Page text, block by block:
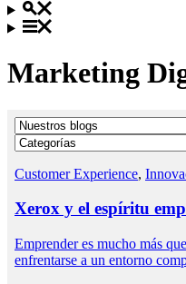
Marketing
Customer Experience,
Xerox y el espíritu
Emprender es mucho más
enfrentarse a un entorno